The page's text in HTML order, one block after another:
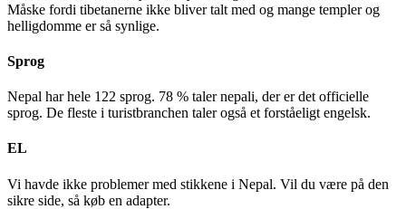
Måske fordi tibetanerne ikke bliver talt med og mange templer og
helligdomme er så synlige.
Sprog
Nepal har hele 122 sprog. 78 % taler nepali, der er det officielle
sprog. De fleste i turistbranchen taler også et forståeligt engelsk.
EL
Vi havde ikke problemer med stikkene i Nepal. Vil du være på den
sikre side, så køb en adapter.